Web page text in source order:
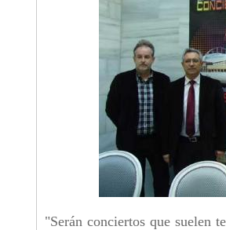
"Serán conciertos que suelen